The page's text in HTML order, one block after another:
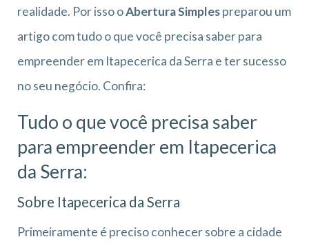
realidade. Por isso oAbertura Simplespreparou um
artigo com tudo o que você precisa saber para
empreender em Itapecerica da Serra e ter sucesso
no seu negócio. Confira:
Tudo o que você precisa saber
para empreender em Itapecerica
da Serra:
Sobre Itapecerica da Serra
Primeiramente é preciso conhecer sobre a cidade